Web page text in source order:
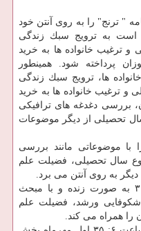
" ترنج" را به روی آنتن خود
به ترویج سبك زندگی
ترغیب خانواده ها به خرید
پرداخته شود. همینطور
ها، ترویج سبك زندگی
و ترغیب خانواده ها به خرید
بررسی دغدغه های ترافیكی
تحصیلی از دیگر موضوعات
با موضوعاتی مانند بررسی
سال تحصیلی، فضیلت علم
به روی آنتن می برد.
"تسنیم" اول مهرماه از ساعت ۶: ۳۰ به صورت زنده و با مبحث
ورشد، فضیلت علم
را همراه می كند.